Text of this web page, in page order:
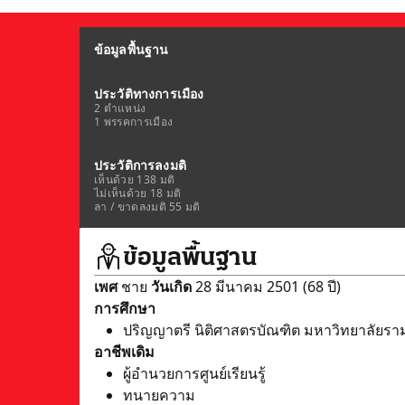
ข้อมูลพื้นฐาน
ประวัติทางการเมือง
2 ตำแหน่ง
1 พรรคการเมือง
ประวัติการลงมติ
เห็นด้วย 138 มติ
ไม่เห็นด้วย 18 มติ
ลา / ขาดลงมติ 55 มติ
ข้อมูลพื้นฐาน
เพศชาย วันเกิด28 มีนาคม 2501 (68 ปี)
การศึกษา
ปริญญาตรี นิติศาสตรบัณฑิต มหาวิทยาลัยรา
อาชีพเดิม
ผู้อำนวยการศูนย์เรียนรู้
ทนายความ